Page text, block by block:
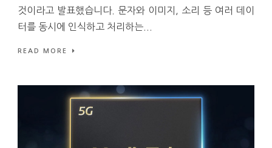
것이라고 발표했습니다. 문자와 이미지, 소리 등 여러 데이
터를 동시에 인식하고 처리하는...
READ MORE